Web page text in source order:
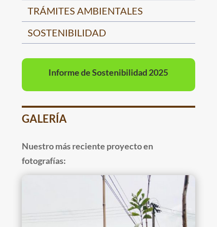
TRÁMITES AMBIENTALES
SOSTENIBILIDAD
Informe de Sostenibilidad 2025
GALERÍA
Nuestro más reciente proyecto en
fotografías: